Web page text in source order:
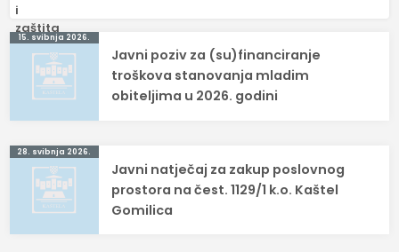
Navigacija
objava
15. svibnja 2026.
Javni poziv za (su)financiranje
troškova stanovanja mladim
obiteljima u 2026. godini
28. svibnja 2026.
Javni natječaj za zakup poslovnog
prostora na čest. 1129/1 k.o. Kaštel
Gomilica